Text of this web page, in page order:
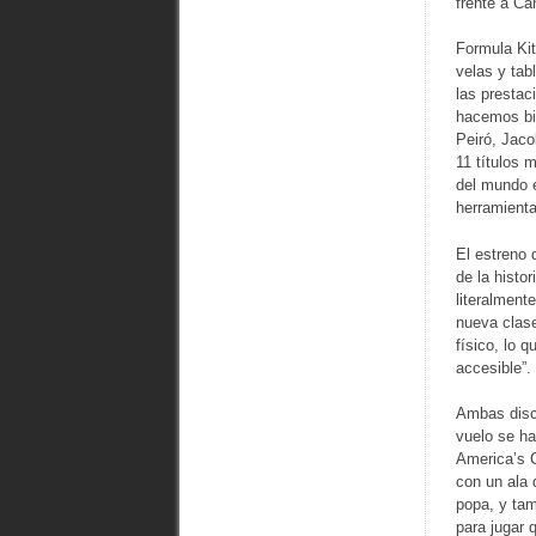
Formula
velas y
las
hacemos
Peiró,
11 títulos
del mundo
El estreno
de la
nueva
físico, lo
accesible”.
Ambas
vuelo se
America’s
con un ala
popa, y
para jugar